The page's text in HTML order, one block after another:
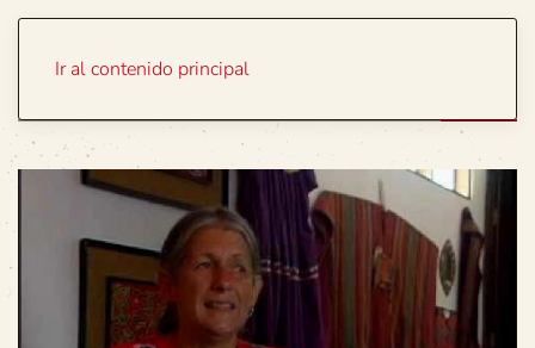
Ir al contenido principal